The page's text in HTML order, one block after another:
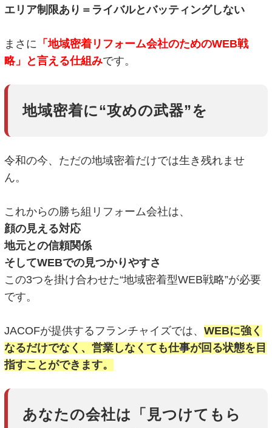
エリア制限あり＝ライバルとバッティングしない
まさに 「地域密着リフォーム会社のためのWEB戦
略」と言える仕組みです。
地域密着に“攻めの武器”を
令和の今、ただの地域密着だけでは生き残れませ
ん。
これからの勝ち組リフォーム会社は、
顔の見える対応
地元との信頼関係
そしてWEBでの見つかりやすさ
この3つを掛け合わせた“地域密着型WEB戦略”が必要
です。
JACOFが提供するフランチャイズでは、WEBに強く
なるだけでなく、営業しなくても仕事が回る状態を目
指すことができます。
あなたの会社は「見つけてもら